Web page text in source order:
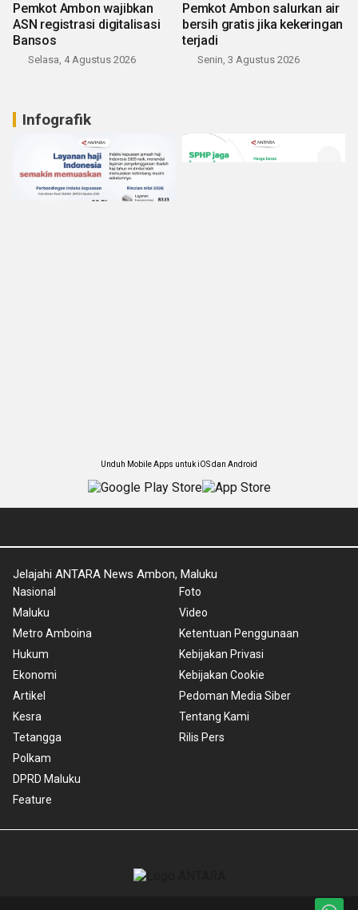
Pemkot Ambon wajibkan
ASN registrasi digitalisasi
Bansos
Selasa, 4 Agustus 2026
Pemkot Ambon salurkan air
bersih gratis jika kekeringan
terjadi
Senin, 3 Agustus 2026
Infografik
Unduh Mobile Apps untuk iOS dan Android
Jelajahi ANTARA News Ambon, Maluku
Nasional
Maluku
Metro Amboina
Hukum
Ekonomi
Artikel
Kesra
Tetangga
Polkam
DPRD Maluku
Feature
Foto
Video
Ketentuan Penggunaan
Kebijakan Privasi
Kebijakan Cookie
Pedoman Media Siber
Tentang Kami
Rilis Pers